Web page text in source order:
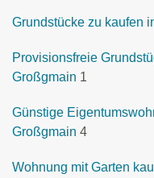
Grundstücke zu kaufen
Provisionsfreie
Großgmain 1
Günstige
Großgmain 4
Wohnung mit Garten